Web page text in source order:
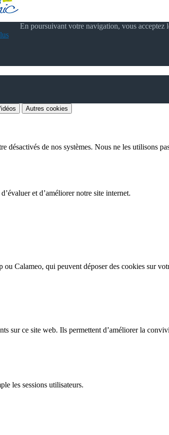
En poursuivant votre navigation, vous acceptez
Autres cookies
désactivés de nos systèmes. Nous ne les utilisons
et d’améliorer notre site internet.
Calameo, qui peuvent déposer des cookies sur
sur ce site web. Ils permettent d’améliorer la
les sessions utilisateurs.